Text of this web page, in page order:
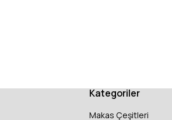
Kategoriler
Makas Çeşitleri